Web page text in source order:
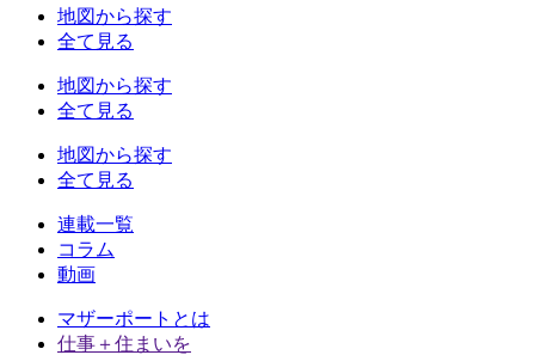
地図から探す
全て見る
地図から探す
全て見る
地図から探す
全て見る
連載一覧
コラム
動画
マザーポートとは
仕事＋住まいを